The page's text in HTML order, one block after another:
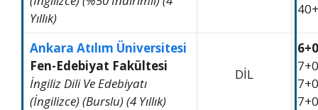
Yıllık)
Ankara Atılım Üniversitesi
Fen-Edebiyat Fakültesi
İngiliz Dili Ve Edebiyatı
(İngilizce) (Burslu) (4 Yıllık)
DİL
7+0
7+0
7+0